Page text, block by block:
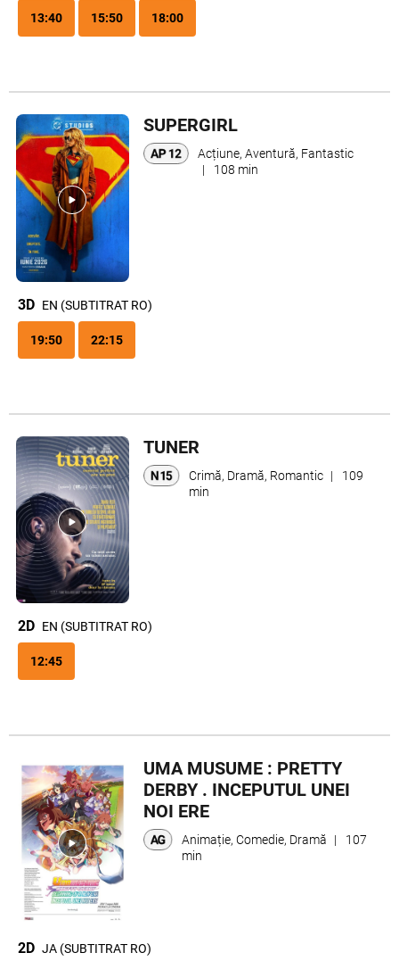
13:40 15:50 18:00
SUPERGIRL
Acțiune, Aventură, Fantastic
|
108 min
3D EN (SUBTITRAT RO)
19:50 22:15
TUNER
Crimă, Dramă, Romantic |
109
min
2D EN (SUBTITRAT RO)
12:45
UMA MUSUME : PRETTY
DERBY . INCEPUTUL UNEI
NOI ERE
Animație, Comedie, Dramă |
107
min
2D JA (SUBTITRAT RO)